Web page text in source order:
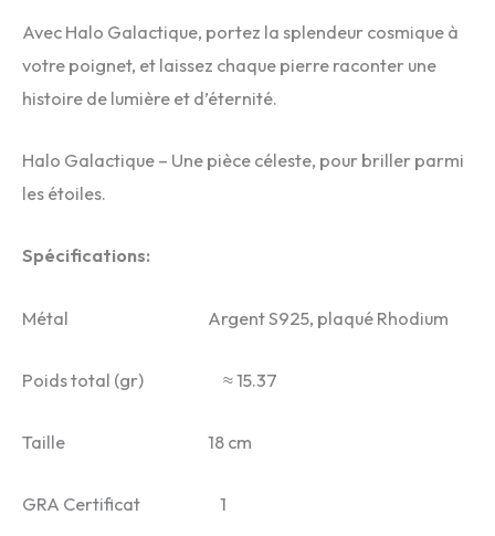
Avec Halo Galactique, portez la splendeur cosmique à
votre poignet, et laissez chaque pierre raconter une
histoire de lumière et d’éternité.
Halo Galactique – Une pièce céleste, pour briller parmi
les étoiles.
Spécifications:
Métal Argent S925, plaqué Rhodium
Poids total (gr) ≈ 15.37
Taille 18 cm
GRA Certificat 1